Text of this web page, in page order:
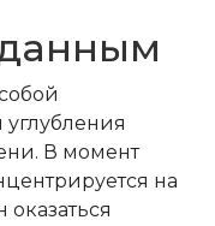
В момент
на
оказаться